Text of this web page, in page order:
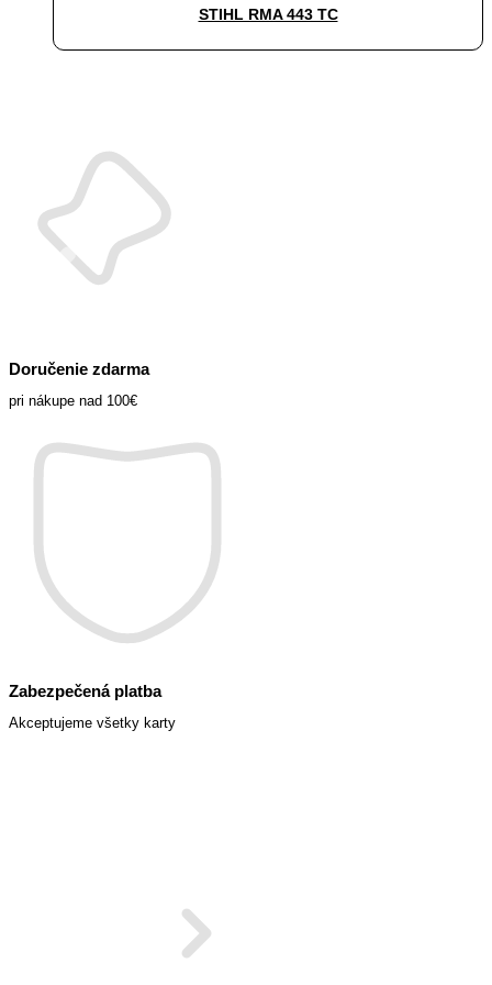
bola:
599,00 €.
je:
249,00 €.
STIHL RMA 443 TC
Doručenie zdarma
pri nákupe nad 100€
Zabezpečená platba
Akceptujeme všetky karty